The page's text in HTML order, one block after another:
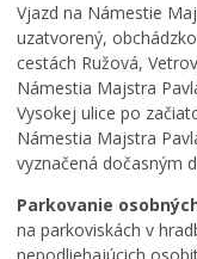
Vjazd na Námestie
uzatvorený,
cestách Ružová,
Námestia Majstra
Vysokej ulice po
Námestia Majstra
vyznačená dočasným
Parkovanie
na parkoviskách v
o
č
i
:
š
t
v
t
ý